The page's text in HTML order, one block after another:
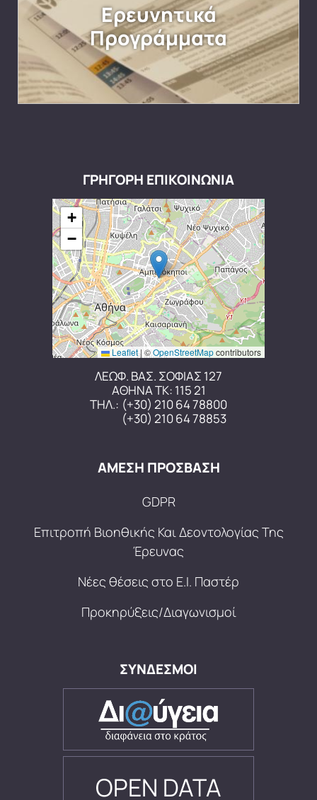
Ερευνητικά
Προγράμματα
ΓΡΗΓΟΡΗ ΕΠΙΚΟΙΝΩΝΙΑ
+
−
Leaflet|©OpenStreetMapcontributors
ΛΕΩΦ. ΒΑΣ. ΣΟΦΙΑΣ 127
ΑΘΗΝΑ ΤΚ: 115 21
ΤΗΛ.: (+30) 210 64 78800
(+30) 210 64 78853
ΑΜΕΣΗ ΠΡΟΣΒΑΣΗ
GDPR
Επιτροπή Βιοηθικής Και Δεοντολογίας Της
Έρευνας
Νέες θέσεις στο Ε.Ι. Παστέρ
Προκηρύξεις/Διαγωνισμοί
ΣΥΝΔΕΣΜΟΙ
OPEN DATA